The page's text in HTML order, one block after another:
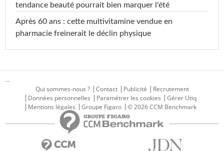
tendance beauté pourrait bien marquer l'été
Après 60 ans : cette multivitamine vendue en
pharmacie freinerait le déclin physique
...
Qui sommes-nous ?
Contact Publicité
Recrutement
Données personnelles
Paramétrer les cookies
Gérer Utiq
Mentions légales
Groupe Figaro © 2026 CCM Benchmark